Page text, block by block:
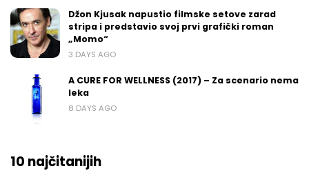
Džon Kjusak napustio filmske setove zarad
stripa i predstavio svoj prvi grafički roman
„Momo“
3 DAYS AGO
A CURE FOR WELLNESS (2017) – Za scenario nema
leka
8 DAYS AGO
10 najčitanijih